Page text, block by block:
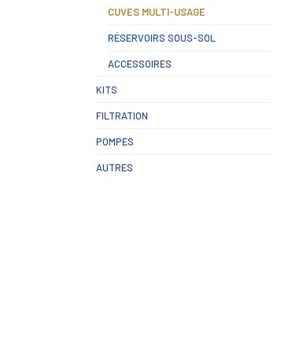
CUVES MULTI-USAGE
RÉSERVOIRS SOUS-SOL
ACCESSOIRES
KITS
FILTRATION
POMPES
AUTRES